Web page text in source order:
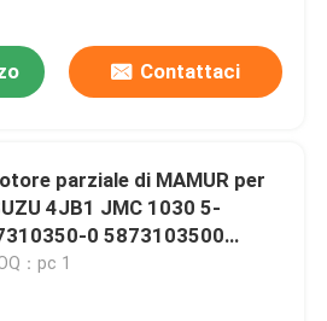
Contattaci
parziale di MAMUR per
4JB1 JMC 1030 5-
0 5873103500
0
：pc 1